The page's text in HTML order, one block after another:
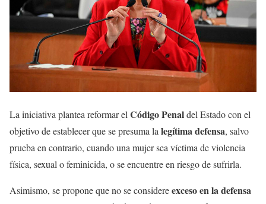
La iniciativa plantea reformar elCódigo Penaldel Estado con el
objetivo de establecer que se presuma lalegítima defensa, salvo
prueba en contrario, cuando una mujer sea víctima de violencia
física, sexual o feminicida, o se encuentre en riesgo de sufrirla.
Asimismo, se propone que no se considereexceso en la defensa